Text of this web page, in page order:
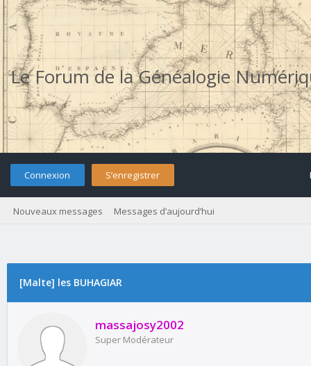
Le Forum de la Généalogie
Connexion S’enregistrer
Nouveaux messages Messages d’aujourd’hui
[Malte] les BUHAGIAR
massajosy2002
Super Modérateur